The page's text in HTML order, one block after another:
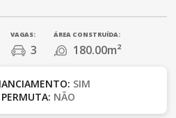
VAGAS:
3
ÁREA CONSTRUÍDA:
180.00m²
SIM
NÃO